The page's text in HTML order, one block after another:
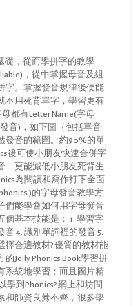
礎，從而學拼字的教學
，從中掌握母音及組
字。掌握發音規律後便能
不用死背單字，學習更有
都有Letter Name(字母
音)，如下圖（包括單音
發音的範圍。約90%的單
後可使小朋友快速合併字
，更能減低小朋友死背生
為閱讀和寫作打下全面
)的字母發音教學方
們能學會如何用字母發音
基本技能是： 1. 學習字
音 4. 識別單詞裡的發音 5.
擇合適教材? 優質的教材能
Jolly Phonics Book學習拼
系統地學習；而且圖片精
到Phonics? 網上和坊間
和師資良莠不齊，很多學